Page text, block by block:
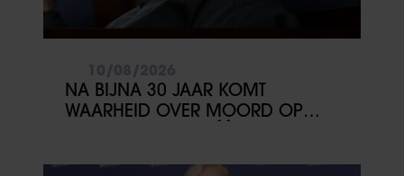
NA BIJNA 30 JAAR KOMT
WAARHEID OVER MOORD OP